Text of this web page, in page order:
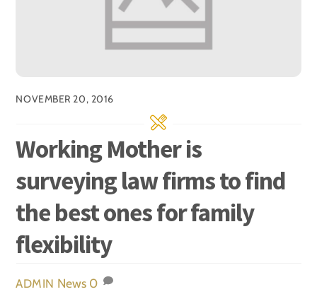
NOVEMBER 20, 2016
Working Mother is
surveying law firms to find
the best ones for family
flexibility
ADMIN News 0